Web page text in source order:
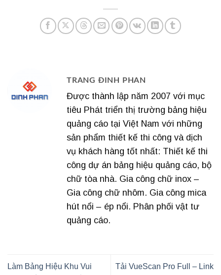
TRANG ĐINH PHAN
Được thành lập năm 2007 với mục
tiêu Phát triển thị trường bảng hiệu
quảng cáo tại Việt Nam với những
sản phẩm thiết kế thi công và dịch
vụ khách hàng tốt nhất: Thiết kế thi
công dự án bảng hiệu quảng cáo, bộ
chữ tòa nhà. Gia công chữ inox –
Gia công chữ nhôm. Gia công mica
hút nổi – ép nổi. Phân phối vật tư
quảng cáo.
Làm Bảng Hiệu Khu Vui
Tải VueScan Pro Full – Link